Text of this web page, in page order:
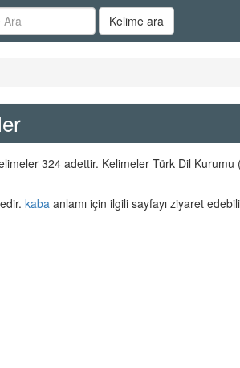
Kelime ara
324 adettir. Kelimeler Türk Dil
kaba anlamı için ilgili sayfayı ziyaret